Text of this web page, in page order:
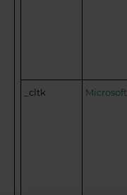
_cltk Microsoft